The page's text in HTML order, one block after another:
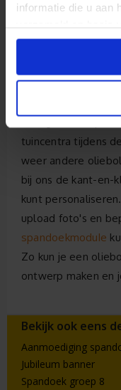
informatie die u aan
op maat
Niet alleen tijdens
oliebollen
tuincentra tijdens
weer andere
bij ons de kant-en-
kunt
upload foto's en
spandoekmodule
Zo kun je een
ontwerp maken en
Bekijk ook eens
Aanmoediging
Jubileum banner
Spandoek groep 8